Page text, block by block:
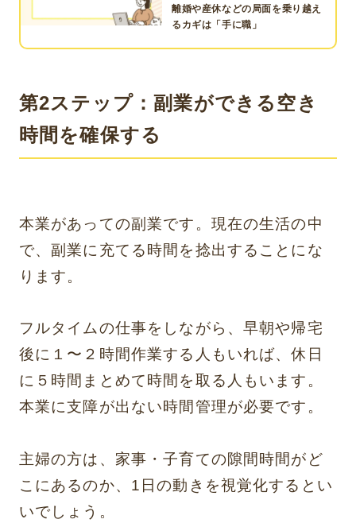
離婚や産休などの局面を乗り越え
るカギは「手に職」
第2ステップ：副業ができる空き
時間を確保する
本業があっての副業です。現在の生活の中
で、副業に充てる時間を捻出することにな
ります。
フルタイムの仕事をしながら、早朝や帰宅
後に１〜２時間作業する人もいれば、休日
に５時間まとめて時間を取る人もいます。
本業に支障が出ない時間管理が必要です。
主婦の方は、家事・子育ての隙間時間がど
こにあるのか、1日の動きを視覚化するとい
いでしょう。